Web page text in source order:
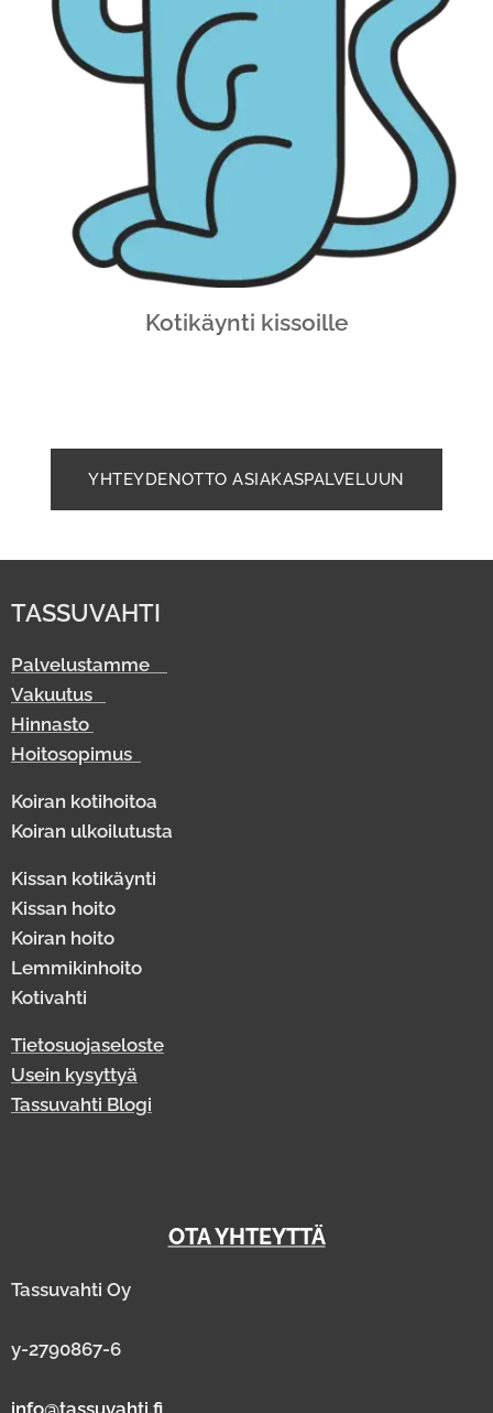
Kotikäynti kissoille
YHTEYDENOTTO ASIAKASPALVELUUN
TASSUVAHTI
Palvelustamme
Vakuutus
Hinnasto
Hoitosopimus
Koiran kotihoitoa
Koiran ulkoilutusta
Kissan kotikäynti
Kissan hoito
Koiran hoito
Lemmikinhoito
Kotivahti
Tietosuojaseloste
Usein kysyttyä
Tassuvahti Blogi
OTA YHTEYTTÄ
Tassuvahti Oy
y-2790867-6
info@tassuvahti.fi